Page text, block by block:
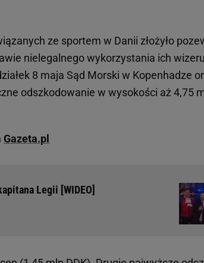
ze sportem w Danii złożyło
nielegalnego wykorzystania ich
8 maja Sąd Morski w Kopenhadze
odszkodowanie w wysokości aż 4,75
Gazeta.pl
Legii [WIDEO]